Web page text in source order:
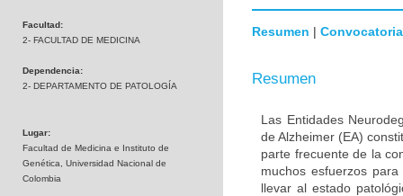
Facultad:
2- FACULTAD DE MEDICINA
Dependencia:
2- DEPARTAMENTO DE PATOLOGÍA
Lugar:
Facultad de Medicina e Instituto de
Genética, Universidad Nacional de
Colombia
Resumen | Convocatoria
Resumen
Las Entidades
de Alzheimer (EA)
parte frecuente de la
muchos esfuerzos
llevar al estado